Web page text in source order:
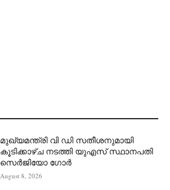
മുഖ്യമന്ത്രി വി ഡി സതീശനുമായി
കൂടിക്കാഴ്ച നടത്തി യുഎസ് സ്ഥാനപതി
സെര്‍ജിയോ ഗോര്‍
August 8, 2026